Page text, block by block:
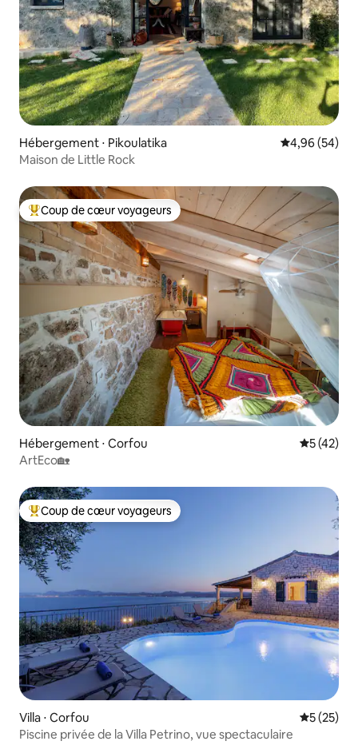
Hébergement ⋅ Pikoulatika Évaluation
4,96 (54)
Maison de Little Rock
Coups de cœur voyageurs les plus appréciés
Coup de cœur voyageurs
Hébergement ⋅ Corfou
5 (42)
ArtEco🏡
Coups de cœur voyageurs les plus appréciés
Coup de cœur voyageurs
Villa ⋅ Corfou
5 (25)
Piscine privée de la Villa Petrino, vue spectaculaire